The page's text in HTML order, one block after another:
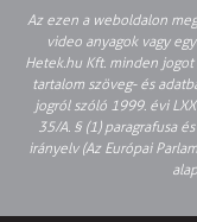
Az ezen a weboldalon
video anyagok vagy
Hetek.hu Kft. minden
tartalom szöveg- és
jogról szóló 1999. évi
35/A. § (1) paragrafusa
irányelv (Az Európai